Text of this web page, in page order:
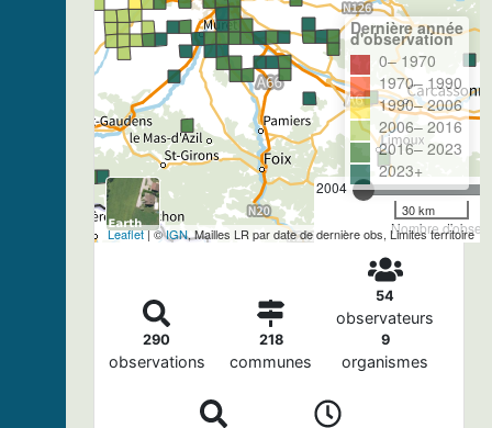
2004
Nombre
Dernière année
d'observation
0– 1970
1970– 1990
1990– 2006
2006– 2016
2016– 2023
2023+
30 km
Leaflet| ©IGN, Mailles LR par date de dernière obs, Limites territoire
290
observations
218
communes
54
observateurs
9
organismes